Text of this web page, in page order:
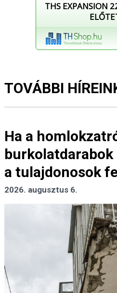
THS EXPANSION
TOVÁBBI
Ha a
burkolatdarabok
a tulajdonosok
2026. augusztus 6.